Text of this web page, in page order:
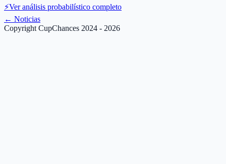
⚡Ver análisis probabilístico completo
← Noticias
Copyright CupChances 2024 - 2026